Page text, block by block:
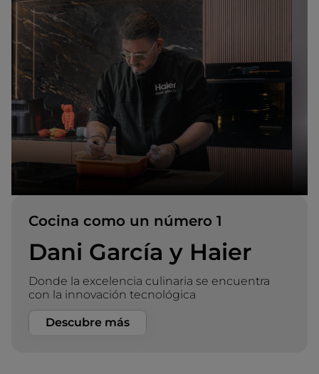
Cocina como un número 1
Dani García y Haier
Donde la excelencia culinaria se encuentra
con la innovación tecnológica​
Descubre más